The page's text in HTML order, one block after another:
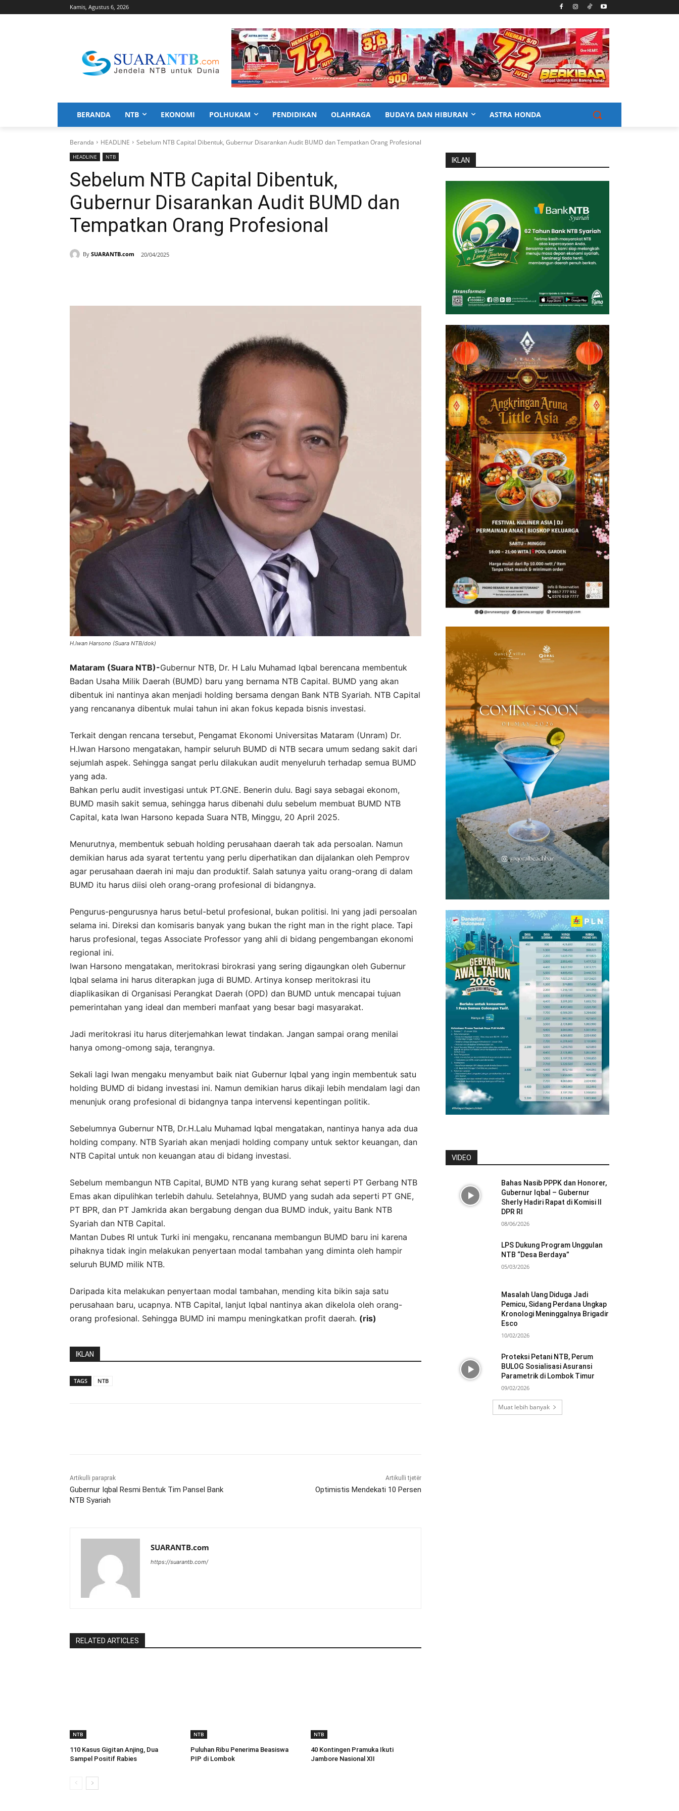
Kamis, Agustus 6, 2026
BERANDA NTB EKONOMI POLHUKAM PENDIDIKAN OLAHRAGA BUDAYA DAN HIBURAN ASTRA HONDA
Beranda HEADLINE Sebelum NTB Capital Dibentuk, Gubernur Disarankan Audit BUMD dan Tempatkan Orang Profesional
HEADLINE NTB
Sebelum NTB Capital Dibentuk,
Gubernur Disarankan Audit BUMD dan
Tempatkan Orang Profesional
By SUARANTB.com 20/04/2025
H.Iwan Harsono (Suara NTB/dok)
Mataram (Suara NTB)-Gubernur NTB, Dr. H Lalu Muhamad Iqbal berencana membentuk
Badan Usaha Milik Daerah (BUMD) baru yang bernama NTB Capital. BUMD yang akan
dibentuk ini nantinya akan menjadi holding bersama dengan Bank NTB Syariah. NTB Capital
yang rencananya dibentuk mulai tahun ini akan fokus kepada bisnis investasi.
Terkait dengan rencana tersebut, Pengamat Ekonomi Universitas Mataram (Unram) Dr.
H.Iwan Harsono mengatakan, hampir seluruh BUMD di NTB secara umum sedang sakit dari
sejumlah aspek. Sehingga sangat perlu dilakukan audit menyeluruh terhadap semua BUMD
yang ada.
Bahkan perlu audit investigasi untuk PT.GNE. Benerin dulu. Bagi saya sebagai ekonom,
BUMD masih sakit semua, sehingga harus dibenahi dulu sebelum membuat BUMD NTB
Capital, kata Iwan Harsono kepada Suara NTB, Minggu, 20 April 2025.
Menurutnya, membentuk sebuah holding perusahaan daerah tak ada persoalan. Namun
demikian harus ada syarat tertentu yang perlu diperhatikan dan dijalankan oleh Pemprov
agar perusahaan daerah ini maju dan produktif. Salah satunya yaitu orang-orang di dalam
BUMD itu harus diisi oleh orang-orang profesional di bidangnya.
Pengurus-pengurusnya harus betul-betul profesional, bukan politisi. Ini yang jadi persoalan
selama ini. Direksi dan komisaris banyak yang bukan the right man in the right place. Tapi
harus profesional, tegas Associate Professor yang ahli di bidang pengembangan ekonomi
regional ini.
Iwan Harsono mengatakan, meritokrasi birokrasi yang sering digaungkan oleh Gubernur
Iqbal selama ini harus diterapkan juga di BUMD. Artinya konsep meritokrasi itu
diaplikasikan di Organisasi Perangkat Daerah (OPD) dan BUMD untuk mencapai tujuan
pemerintahan yang ideal dan memberi manfaat yang besar bagi masyarakat.
Jadi meritokrasi itu harus diterjemahkan lewat tindakan. Jangan sampai orang menilai
hanya omong-omong saja, terangnya.
Sekali lagi Iwan mengaku menyambut baik niat Gubernur Iqbal yang ingin membentuk satu
holding BUMD di bidang investasi ini. Namun demikian harus dikaji lebih mendalam lagi dan
menunjuk orang profesional di bidangnya tanpa intervensi kepentingan politik.
Sebelumnya Gubernur NTB, Dr.H.Lalu Muhamad Iqbal mengatakan, nantinya hanya ada dua
holding company. NTB Syariah akan menjadi holding company untuk sektor keuangan, dan
NTB Capital untuk non keuangan atau di bidang investasi.
Sebelum membangun NTB Capital, BUMD NTB yang kurang sehat seperti PT Gerbang NTB
Emas akan dipulihkan terlebih dahulu. Setelahnya, BUMD yang sudah ada seperti PT GNE,
PT BPR, dan PT Jamkrida akan bergabung dengan dua BUMD induk, yaitu Bank NTB
Syariah dan NTB Capital.
Mantan Dubes RI untuk Turki ini mengaku, rencanana membangun BUMD baru ini karena
pihaknya tidak ingin melakukan penyertaan modal tambahan yang diminta oleh hampir
seluruh BUMD milik NTB.
Daripada kita melakukan penyertaan modal tambahan, mending kita bikin saja satu
perusahaan baru, ucapnya. NTB Capital, lanjut Iqbal nantinya akan dikelola oleh orang-
orang profesional. Sehingga BUMD ini mampu meningkatkan profit daerah. (ris)
IKLAN
TAGS NTB
Artikulli paraprak
Gubernur Iqbal Resmi Bentuk Tim Pansel Bank
NTB Syariah
Artikulli tjetër
Optimistis Mendekati 10 Persen
SUARANTB.com
https://suarantb.com/
RELATED ARTICLES
NTB
110 Kasus Gigitan Anjing, Dua
Sampel Positif Rabies
NTB
Puluhan Ribu Penerima Beasiswa
PIP di Lombok
NTB
40 Kontingen Pramuka Ikuti
Jambore Nasional XII
IKLAN
VIDEO
Bahas Nasib PPPK dan Honorer,
Gubernur Iqbal – Gubernur
Sherly Hadiri Rapat di Komisi II
DPR RI
08/06/2026
LPS Dukung Program Unggulan
NTB “Desa Berdaya”
05/03/2026
Masalah Uang Diduga Jadi
Pemicu, Sidang Perdana Ungkap
Kronologi Meninggalnya Brigadir
Esco
10/02/2026
Proteksi Petani NTB, Perum
BULOG Sosialisasi Asuransi
Parametrik di Lombok Timur
09/02/2026
Muat lebih banyak